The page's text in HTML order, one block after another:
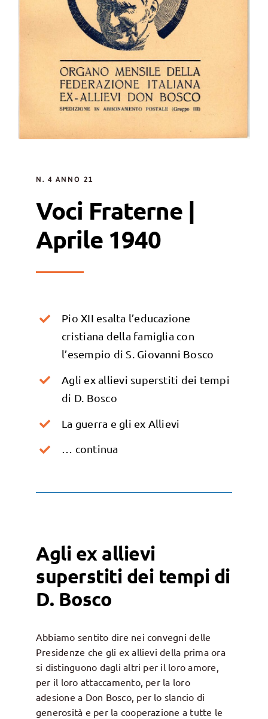
N. 4 ANNO 21
Voci Fraterne |
Aprile 1940
Pio XII esalta l’educazione
cristiana della famiglia con
l’esempio di S. Giovanni Bosco
Agli ex allievi superstiti dei tempi
di D. Bosco
La guerra e gli ex Allievi
… continua
Agli ex allievi
superstiti dei tempi di
D. Bosco
Abbiamo sentito dire nei convegni delle
Presidenze che gli ex allievi della prima ora
si distinguono dagli altri per il loro amore,
per il loro attaccamento, per la loro
adesione a Don Bosco, per lo slancio di
generosità e per la cooperazione a tutte le